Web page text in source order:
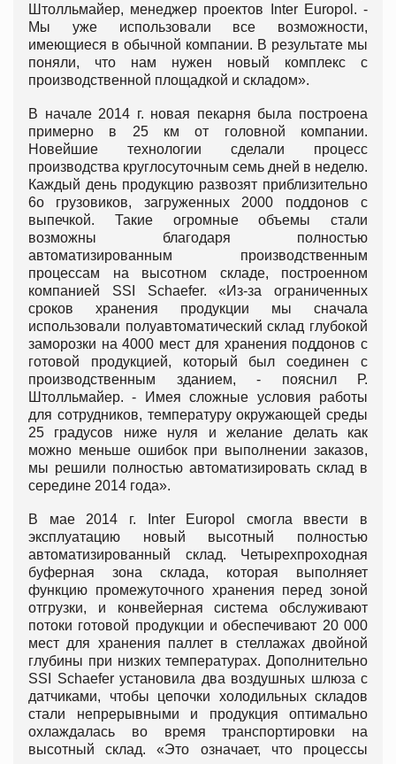
Штолльмайер, менеджер проектов Inter Europol. -
Мы уже использовали все возможности,
имеющиеся в обычной компании. В результате мы
поняли, что нам нужен новый комплекс с
производственной площадкой и складом».
В начале 2014 г. новая пекарня была построена
примерно в 25 км от головной компании.
Новейшие технологии сделали процесс
производства круглосуточным семь дней в неделю.
Каждый день продукцию развозят приблизительно
6о грузовиков, загруженных 2000 поддонов с
выпечкой. Такие огромные объемы стали
возможны благодаря полностью
автоматизированным производственным
процессам на высотном складе, построенном
компанией SSI Schaefer. «Из-за ограниченных
сроков хранения продукции мы сначала
использовали полуавтоматический склад глубокой
заморозки на 4000 мест для хранения поддонов с
готовой продукцией, который был соединен с
производственным зданием, - пояснил Р.
Штолльмайер. - Имея сложные условия работы
для сотрудников, температуру окружающей среды
25 градусов ниже нуля и желание делать как
можно меньше ошибок при выполнении заказов,
мы решили полностью автоматизировать склад в
середине 2014 года».
В мае 2014 г. Inter Europol смогла ввести в
эксплуатацию новый высотный полностью
автоматизированный склад. Четырехпроходная
буферная зона склада, которая выполняет
функцию промежуточного хранения перед зоной
отгрузки, и конвейерная система обслуживают
потоки готовой продукции и обеспечивают 20 000
мест для хранения паллет в стеллажах двойной
глубины при низких температурах. Дополнительно
SSI Schaefer установила два воздушных шлюза с
датчиками, чтобы цепочки холодильных складов
стали непрерывными и продукция оптимально
охлаждалась во время транспортировки на
высотный склад. «Это означает, что процессы